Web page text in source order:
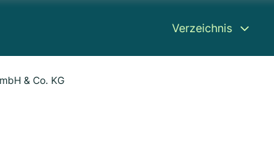
Verzeichnis
& Co. KG